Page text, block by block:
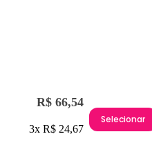
R$ 66,54
3x R$ 24,67
Selecionar